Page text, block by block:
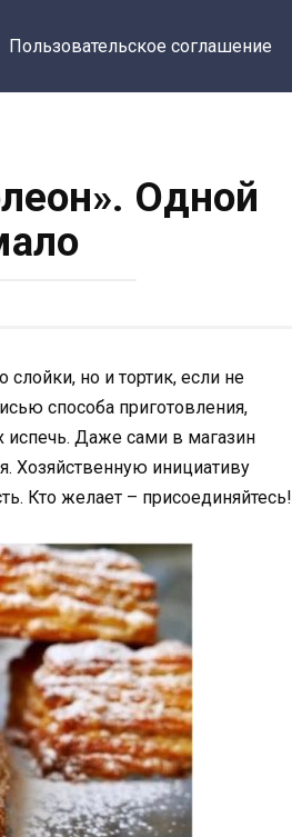
Пользовательское соглашение
Одной
но и тортик, если не
способа приготовления,
Даже сами в магазин
Хозяйственную инициативу
Кто желает – присоединяйтесь!